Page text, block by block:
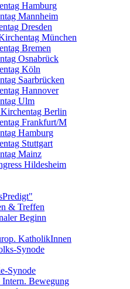
Hamburg
Mannheim
Dresden
München
Bremen
Osnabrück
Köln
Saarbrücken
Hannover
Ulm
Berlin
Frankfurt/M
Hamburg
Stuttgart
Mainz
Hildesheim
& Treffen
Beginn
KatholikInnen
Synode
Synode
Intern. Bewegung